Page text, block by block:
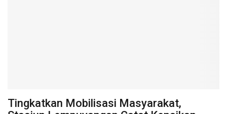
Tingkatkan Mobilisasi Masyarakat,